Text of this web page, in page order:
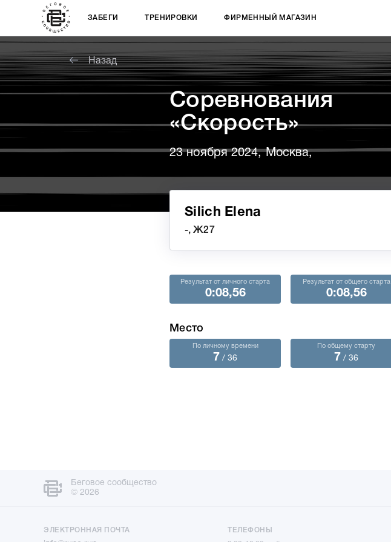
ЗАБЕГИ ТРЕНИРОВКИ ФИРМЕННЫЙ МАГАЗИН
Назад
Соревнования
«Скорость»
23 ноября 2024, Москва,
Silich Elena
-, Ж27
Результат от личного старта
0:08,56
Результат от общего старта
0:08,56
Место
По личному времени
7 / 36
По общему старту
7 / 36
Беговое сообщество
© 2026
ЭЛЕКТРОННАЯ ПОЧТА ТЕЛЕФОНЫ